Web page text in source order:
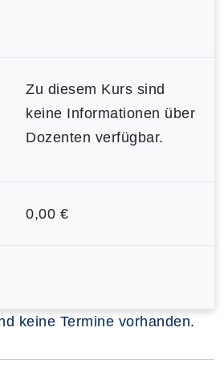
Zu diesem Kurs sind
keine Informationen über
Dozenten verfügbar.
0,00 €
keine Termine vorhanden.